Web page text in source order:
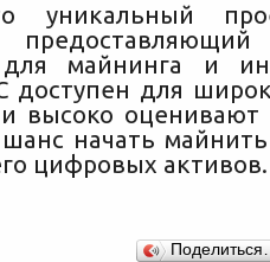
уникальный
майнинга и
доступен для
высоко оценивают
начать
цифровых активов.